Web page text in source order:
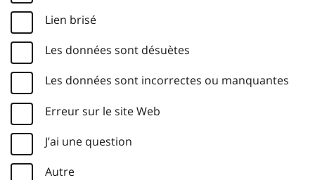
Lien brisé
Les données sont désuètes
Les données sont incorrectes ou manquantes
Erreur sur le site Web
J’ai une question
Autre